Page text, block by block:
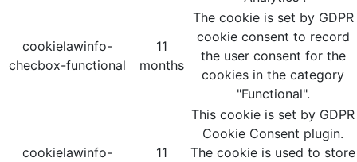
cookielawinfo-
checbox-functional
11
months
The cookie is set by GDPR
cookie consent to record
the user consent for the
cookies in the category
"Functional".
cookielawinfo-
11
This cookie is set by GDPR
Cookie Consent plugin.
The cookie is used to store